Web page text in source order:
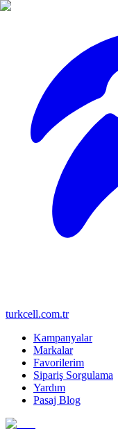
turkcell.com.tr
Kampanyalar
Markalar
Favorilerim
Sipariş Sorgulama
Yardım
Pasaj Blog